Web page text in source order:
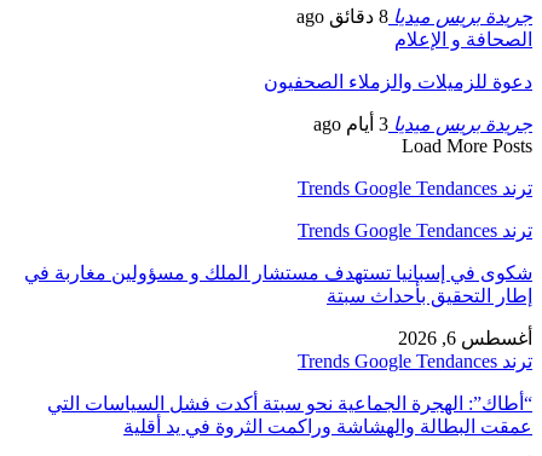
جريدة بريس ميديا 8 دقائق ago
الصحافة و الإعلام
دعوة للزميلات والزملاء الصحفيون
جريدة بريس ميديا 3 أيام ago
Load More Posts
ترند Trends Google Tendances
ترند Trends Google Tendances
شكوى في إسبانيا تستهدف مستشار الملك و مسؤولين مغاربة في
إطار التحقيق بأحداث سبتة
أغسطس 6, 2026
ترند Trends Google Tendances
“أطاك”: الهجرة الجماعية نحو سبتة أكدت فشل السياسات التي
عمقت البطالة والهشاشة وراكمت الثروة في يد أقلية